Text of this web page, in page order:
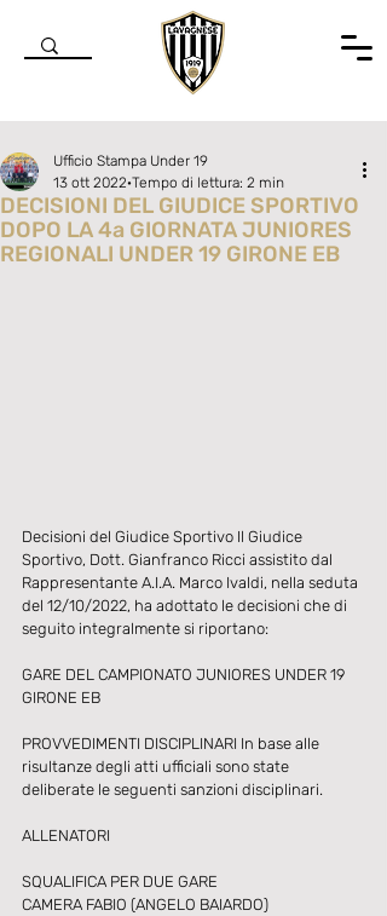
DECISIONI DEL GIUDICE SPORTIVO
DOPO LA 4a GIORNATA JUNIORES
REGIONALI UNDER 19 GIRONE EB
Ufficio Stampa Under 19
13 ott 2022 Tempo di lettura: 2 min
Decisioni del Giudice Sportivo Il Giudice
Sportivo, Dott. Gianfranco Ricci assistito dal
Rappresentante A.I.A. Marco Ivaldi, nella seduta
del 12/10/2022, ha adottato le decisioni che di
seguito integralmente si riportano:
GARE DEL CAMPIONATO JUNIORES UNDER 19
GIRONE EB
PROVVEDIMENTI DISCIPLINARI In base alle
risultanze degli atti ufficiali sono state
deliberate le seguenti sanzioni disciplinari.
ALLENATORI
SQUALIFICA PER DUE GARE
CAMERA FABIO (ANGELO BAIARDO)